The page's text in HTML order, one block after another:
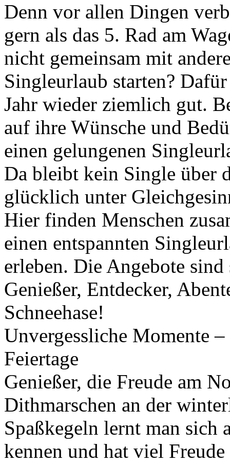
Denn vor allen Dingen
gern als das 5. Rad am
nicht gemeinsam mit
Singleurlaub starten?
Jahr wieder ziemlich gut.
auf ihre Wünsche und
einen gelungenen
Da bleibt kein Single über
glücklich unter
Hier finden Menschen
einen entspannten
erleben. Die Angebote
Genießer, Entdecker,
Schneehase!
Unvergessliche Momente
Feiertage
Genießer, die Freude am
Dithmarschen an der
Spaßkegeln lernt man
kennen und hat viel